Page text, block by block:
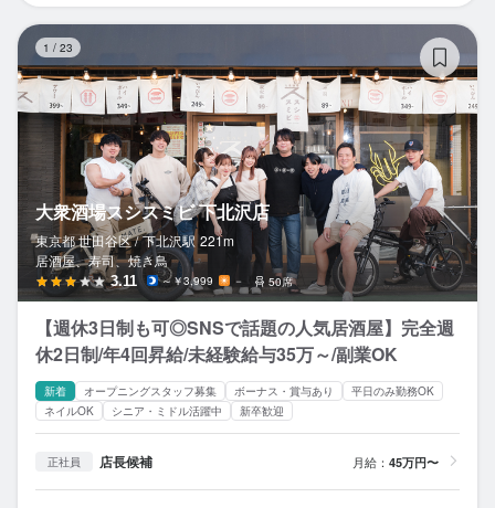
1 / 23
大衆酒場スシスミビ 下北沢店
東京都 世田谷区 / 下北沢駅 221m
居酒屋、寿司、焼き鳥
3.11 ～￥3,999 － 50席
【週休3日制も可◎SNSで話題の人気居酒屋】完全週
休2日制/年4回昇給/未経験給与35万～/副業OK
新着 オープニングスタッフ募集 ボーナス・賞与あり
平日のみ勤務OK
ネイルOK
シニア・ミドル活躍中 新卒歓迎
正社員 店長候補 月給： 45万円〜